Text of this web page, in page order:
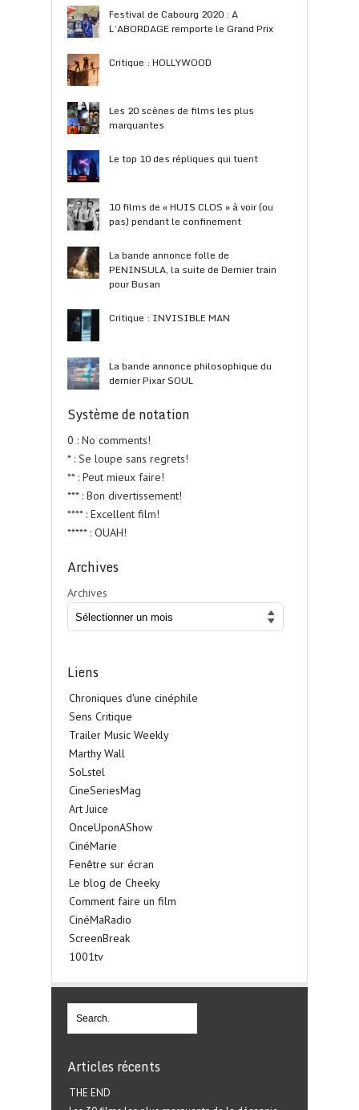
Festival de Cabourg 2020 : A
L’ABORDAGE remporte le Grand Prix
Critique : HOLLYWOOD
Les 20 scènes de films les plus
marquantes
Le top 10 des répliques qui tuent
10 films de « HUIS CLOS » à voir (ou
pas) pendant le confinement
La bande annonce folle de
PENINSULA, la suite de Dernier train
pour Busan
Critique : INVISIBLE MAN
La bande annonce philosophique du
dernier Pixar SOUL
Système de notation
0 : No comments!
* : Se loupe sans regrets!
** : Peut mieux faire!
*** : Bon divertissement!
**** : Excellent film!
***** : OUAH!
Archives
Archives
Liens
Chroniques d'une cinéphile
Sens Critique
Trailer Music Weekly
Marthy Wall
SoLstel
CineSeriesMag
Art Juice
OnceUponAShow
CinéMarie
Fenêtre sur écran
Le blog de Cheeky
Comment faire un film
CinéMaRadio
ScreenBreak
1001tv
Articles récents
THE END